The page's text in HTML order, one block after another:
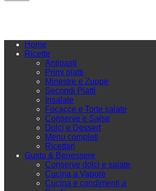
Home
Ricette
Antipasti
Primi piatti
Minestre e Zuppe
Secondi Piatti
Insalate
Focacce e Torte salate
Conserve e Salse
Dolci e Dessert
Menu completi
Ricettari
Gusto & Benessere
Conserve dolci e salate
Cucina a Vapore
Cucina e condimenti a